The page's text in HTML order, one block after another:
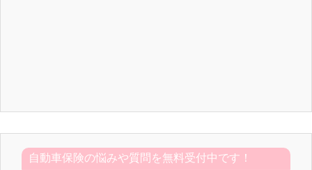
自動車保険の悩みや質問を無料受付中です！